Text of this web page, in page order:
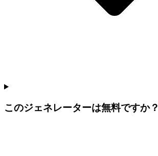
このジェネレーターは無料ですか？